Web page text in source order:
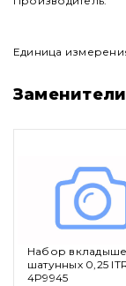
О нас
Вакансии
Каталог
Единица
Заменители
Набор
шатунных 0,25
4P9945